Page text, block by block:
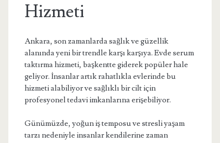
Hizmeti
Ankara, son zamanlarda sağlık ve güzellik
alanında yeni bir trendle karşı karşıya. Evde serum
taktırma hizmeti, başkentte giderek popüler hale
geliyor. İnsanlar artık rahatlıkla evlerinde bu
hizmeti alabiliyor ve sağlıklı bir cilt için
profesyonel tedavi imkanlarına erişebiliyor.
Günümüzde, yoğun iş temposu ve stresli yaşam
tarzı nedeniyle insanlar kendilerine zaman